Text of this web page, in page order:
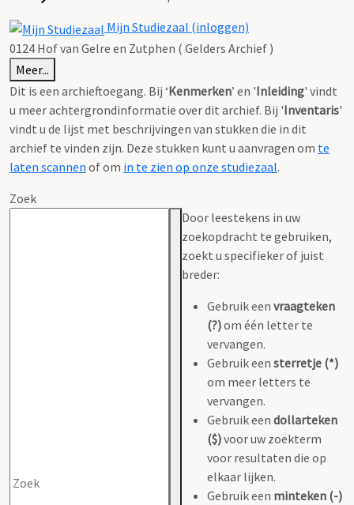
Mijn Studiezaal (inloggen)
0124 Hof van Gelre en Zutphen ( Gelders Archief )
Meer...
Dit is een archieftoegang. Bij ‘Kenmerken’ en 'Inleiding' vindt
u meer achtergrondinformatie over dit archief. Bij 'Inventaris'
vindt u de lijst met beschrijvingen van stukken die in dit
archief te vinden zijn. Deze stukken kunt u aanvragen om te
laten scannen of om in te zien op onze studiezaal.
Zoek
Door leestekens in uw
zoekopdracht te gebruiken,
zoekt u specifieker of juist
breder:
Gebruik een vraagteken
(?)om één letter te
vervangen.
Gebruik een sterretje (*)
om meer letters te
vervangen.
Gebruik een dollarteken
($)voor uw zoekterm
voor resultaten die op
elkaar lijken.
Gebruik een minteken (-)